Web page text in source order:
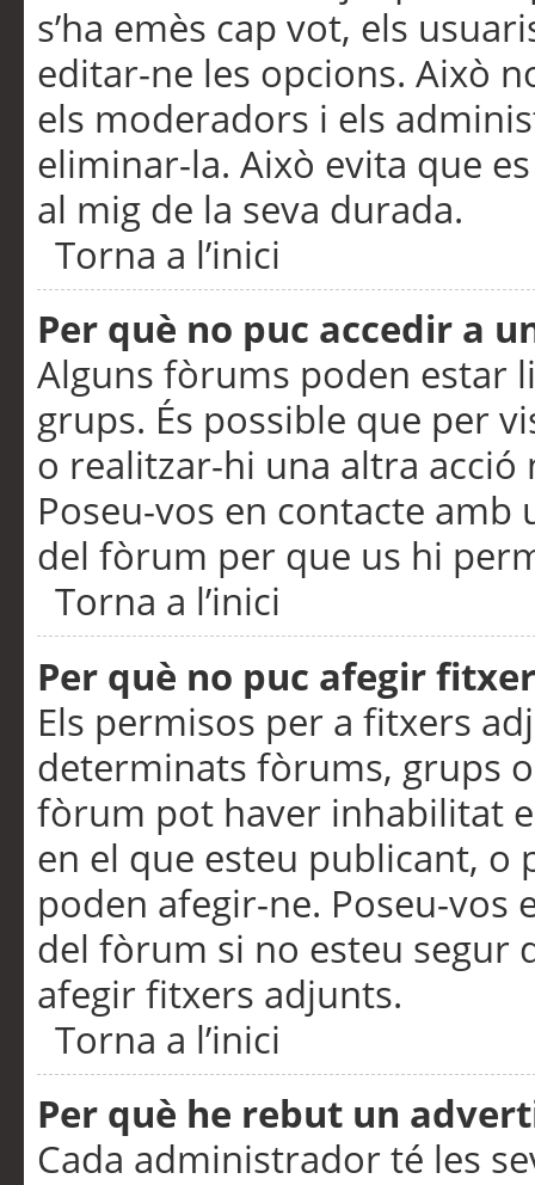
s’ha emès cap vot, els
editar-ne les opcions. Això
els moderadors i els
eliminar-la. Això evita que
al mig de la seva durada.
Torna a l’inici
Per què no puc accedir a
Alguns fòrums poden estar
grups. És possible que per
o realitzar-hi una altra acció
Poseu-vos en contacte
del fòrum per que us hi
Torna a l’inici
Per què no puc afegir
Els permisos per a fitxers
determinats fòrums, grups
fòrum pot haver inhabilitat
en el que esteu publicant,
poden afegir-ne. Poseu-vos
del fòrum si no esteu segur
afegir fitxers adjunts.
Torna a l’inici
Per què he rebut un
Cada administrador té les